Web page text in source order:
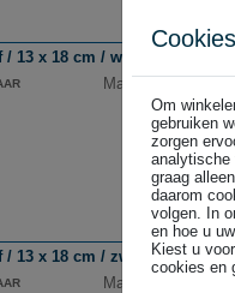
13 x 18 cm / wit
Maul 1934802
13 x 18 cm / zwart
Maul 1934890
Om
gebruiken
zorgen
analytische
graag
daarom
volgen. In
en hoe u
Kiest u voor
cookies en